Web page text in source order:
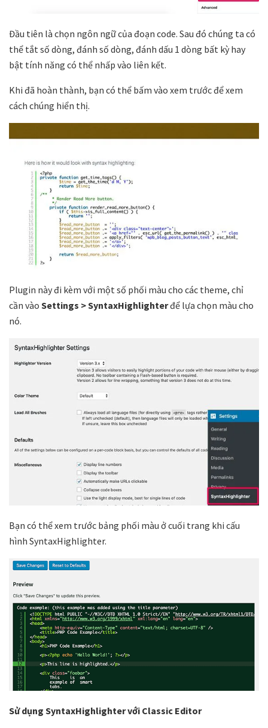
Đầu tiên là chọn ngôn ngữ của đoạn code. Sau đó chúng ta có
thể tắt số dòng, đánh số dòng, đánh dấu 1 dòng bất kỳ hay
bật tính năng có thể nhấp vào liên kết.
Khi đã hoàn thành, bạn có thể bấm vào xem trước để xem
cách chúng hiển thị.
Plugin này đi kèm với một số phối màu cho các theme, chỉ
cần vào Settings > SyntaxHighlighterđể lựa chọn màu cho
nó.
Bạn có thể xem trước bảng phối màu ở cuối trang khi cấu
hình SyntaxHighlighter.
Sử dụng SyntaxHighlighter với Classic Editor